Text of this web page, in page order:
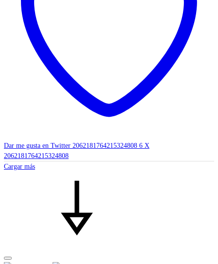
Dar me gusta en Twitter 2062181764215324808 6 X
2062181764215324808
Cargar más